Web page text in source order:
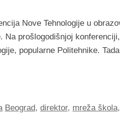
Nove Tehnologije u
prošlogodišnjoj
popularne Politehnike.
Beograd, direktor, mreža škola,